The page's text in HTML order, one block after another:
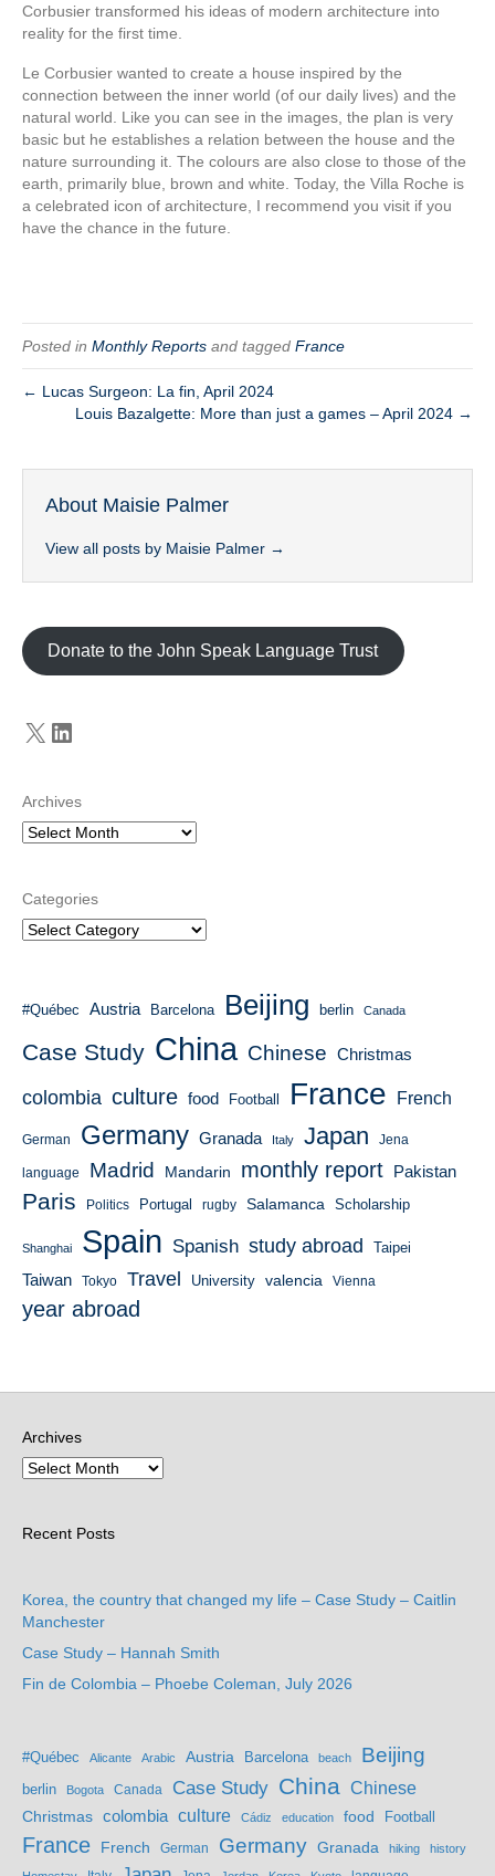
Corbusier transformed his ideas of modern architecture into
reality for the first time.
Le Corbusier wanted to create a house inspired by the
connection between the inner world (of our daily lives) and the
natural world. Like you can see in the images, the plan is very
basic but he establishes a relation between the house and the
nature surrounding it. The colours are also close to those of the
earth, primarily blue, brown and white. Today, the Villa Roche is
a celebrated icon of architecture, I recommend you visit if you
have the chance in the future.
Posted in Monthly Reports and tagged France
← Lucas Surgeon: La fin, April 2024
Louis Bazalgette: More than just a games – April 2024 →
About Maisie Palmer
View all posts by Maisie Palmer →
Donate to the John Speak Language Trust
X LinkedIn
Archives
Categories
#Québec Austria Barcelona Beijing berlin Canada
Case Study China Chinese Christmas
colombia culture food Football France French
German Germany Granada Italy Japan Jena
language Madrid Mandarin monthly report Pakistan
Paris Politics Portugal rugby Salamanca Scholarship
Shanghai Spain Spanish study abroad Taipei
Taiwan Tokyo Travel University valencia Vienna
year abroad
Archives
Recent Posts
Korea, the country that changed my life – Case Study – Caitlin
Manchester
Case Study – Hannah Smith
Fin de Colombia – Phoebe Coleman, July 2026
#Québec Alicante Arabic Austria Barcelona beach Beijing
berlin Bogota Canada Case Study China Chinese
Christmas colombia culture Cádiz education food Football
France French German Germany Granada hiking history